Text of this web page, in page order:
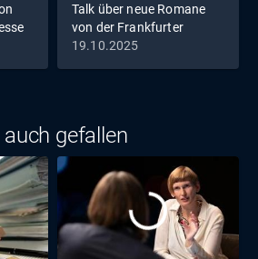
Talk über neue Romane
von der Frankfurter
Buchmesse
19.10.2025
gefallen